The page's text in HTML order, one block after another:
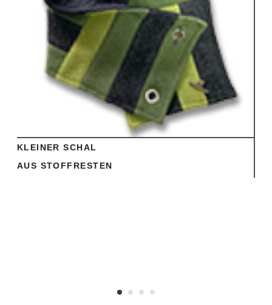
Ansehen
KLEINER SCHAL
AUS STOFFRESTEN